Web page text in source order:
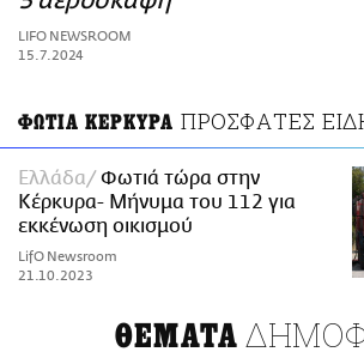
ΑΜΠΑ
PRINT
LIFO NEWSROOM
15.7.2024
ΦΩΤΙΑ ΚΕΡΚΥΡΑ ΠΡΟΣΦΑΤΕΣ
Ελλάδα
Φωτιά τώρα στην
Κέρκυρα- Μήνυμα του 112 για
εκκένωση οικισμού
LifO Newsroom
21.10.2023
ΘΕΜΑΤΑ